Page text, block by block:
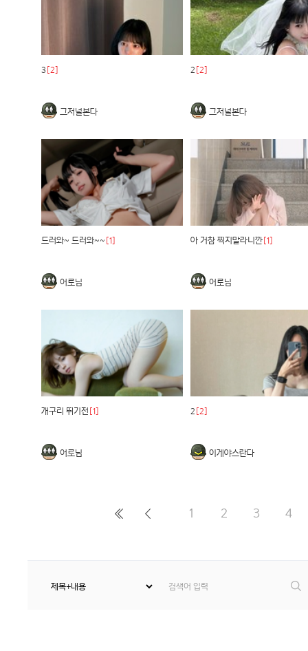
3 [2]
그저널본다
2 [2]
그저널본다
드러와~ 드러와~~ [1]
어로님
아 거참 찍지말라니깐 [1]
어로님
개구리 뛰기전 [1]
어로님
2 [2]
이게야스란다
1 2 3 4